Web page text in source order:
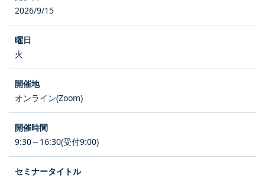
2026/9/15
火
オンライン(Zoom)
9:30～16:30(受付9:00)